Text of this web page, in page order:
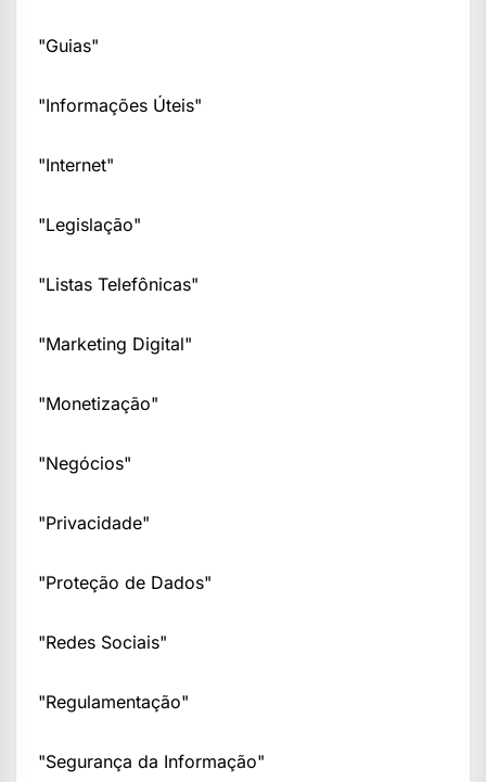
"Guias"
"Informações Úteis"
"Internet"
"Legislação"
"Listas Telefônicas"
"Marketing Digital"
"Monetização"
"Negócios"
"Privacidade"
"Proteção de Dados"
"Redes Sociais"
"Regulamentação"
"Segurança da Informação"